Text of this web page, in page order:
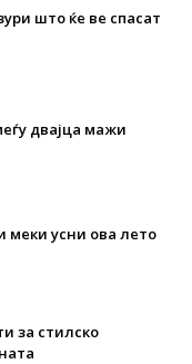
што ќе ве спасат
двајца мажи
меки усни ова лето
за стилско